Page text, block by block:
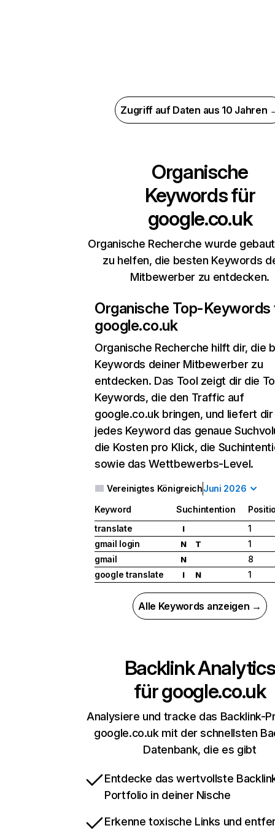
Zugriff auf Daten aus 10 Jahren
Organische
Keywords für
google.co.uk
Organische Recherche wurde
zu helfen, die besten Keywords
Mitbewerber zu entdecken.
Organische Top-Keywords
google.co.uk
Organische Recherche hilft dir, die
Keywords deiner Mitbewerber zu
entdecken. Das Tool zeigt dir die
Keywords, die den Traffic auf
google.co.uk bringen, und liefert
jedes Keyword das genaue
die Kosten pro Klick, die
sowie das Wettbewerbs-Level.
Vereinigtes KönigreichJuni 2026
Keyword Suchintention
translate
I
1
gmail login
N T
1
gmail
N
8
google translate
I N 1
Alle Keywords anzeigen →
Backlink Analytics
fürgoogle.co.uk
Analysiere und tracke das Backlink-
google.co.uk mit der schnellsten
Datenbank, die es gibt
Entdecke das wertvollste
Portfolio in deiner Nische
Erkenne toxische Links und